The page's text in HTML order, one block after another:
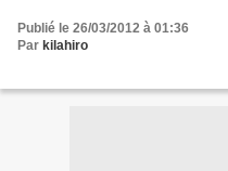
Publié le 26/03/2012 à 01:36
Par kilahiro